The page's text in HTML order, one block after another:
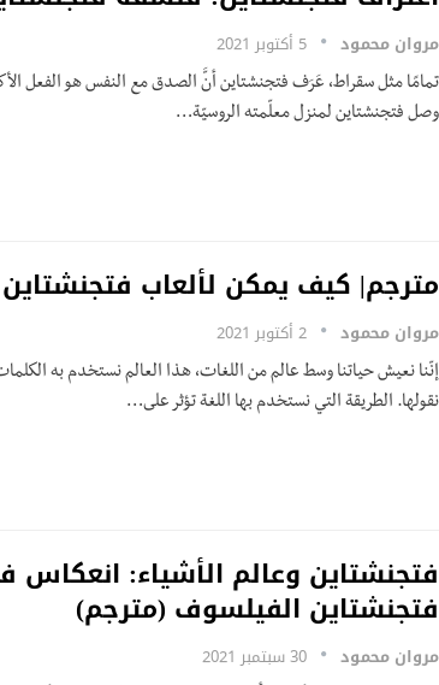
مروان محمود 5 أكتوبر 2021
وصل فتجنشتاين لمنزل معلّمته الروسيّة…
مترجم| كيف يمكن لألعاب فتجنشتاين
مروان محمود 2 أكتوبر 2021
إنّنا نعيش حياتنا وسط عالم من اللغات، هذا العالم نستخدم به
نقولها. الطريقة التي نستخدم بها اللغة تؤثر على…
فتجنشتاين وعالم الأشياء:
فتجنشتاين الفيلسوف (مترجم)
مروان محمود 30 سبتمبر 2021